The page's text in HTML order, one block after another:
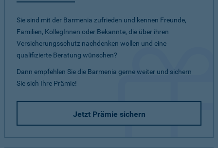
Sie sind mit der Barmenia zufrieden und kennen Freunde,
Familien, KollegInnen oder Bekannte, die über ihren
Versicherungsschutz nachdenken wollen und eine
qualifizierte Beratung wünschen?
Dann empfehlen Sie die Barmenia gerne weiter und sichern
Sie sich Ihre Prämie!
Jetzt Prämie sichern